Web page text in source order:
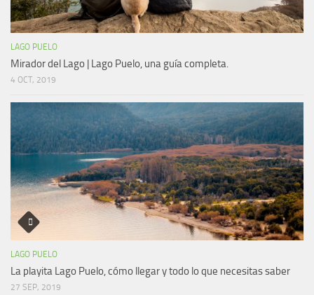
LAGO PUELO
Mirador del Lago | Lago Puelo, una guía completa.
4 OCT, 2019
LAGO PUELO
La playita Lago Puelo, cómo llegar y todo lo que necesitas saber
27 SEP, 2019